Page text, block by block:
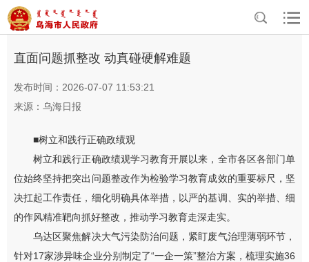
首页>资讯中心 > 乌海要闻
直面问题抓整改 动真碰硬解难题
发布时间：2026-07-07 11:53:21
来源：乌海日报
■树立和践行正确政绩观
树立和践行正确政绩观学习教育开展以来，全市各区各部门单
位始终坚持把突出问题整改作为检验学习教育成效的重要标尺，坚
决扛起工作责任，细化明确具体举措，以严的基调、实的举措、细
的作风精准靶向抓好整改，推动学习教育走深走实。
乌达区聚焦解决大气污染防治问题，紧盯废气治理薄弱环节，
针对17家涉异味企业分别制定了“一企一策”整治方案，梳理实施36